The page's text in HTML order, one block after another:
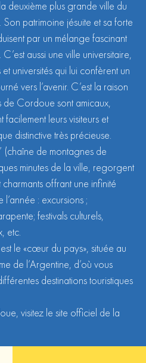
deuxième plus grande ville du
. Son patrimoine jésuite et sa forte
par un mélange fascinant
aussi une ville universitaire,
universités qui lui confèrent un
vers l’avenir. C’est la raison
de Cordoue sont amicaux,
facilement leurs visiteurs et
distinctive très précieuse.
(chaîne de montagnes de
minutes de la ville, regorgent
offrant une infinité
l’année : excursions ;
festivals culturels,
etc.
le «cœur du pays», située au
de l’Argentine, d’où vous
destinations touristiques
visitez le site officiel de la